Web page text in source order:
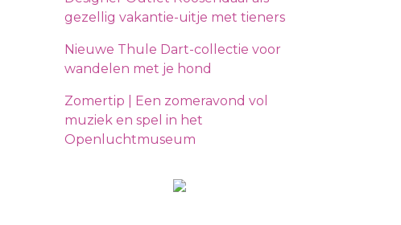
gezellig vakantie-uitje met tieners
Nieuwe Thule Dart-collectie voor
wandelen met je hond
Zomertip | Een zomeravond vol
muziek en spel in het
Openluchtmuseum